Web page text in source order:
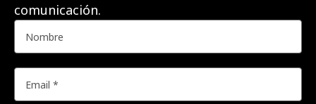
comunicación.